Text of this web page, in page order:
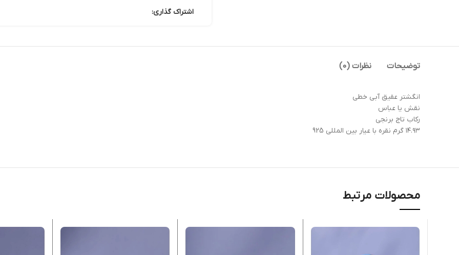
اشتراک گذاری:
توضیحات نظرات (0)
انگشتر عقیق آبی خطی
نقش یا عباس
رکاب تاج برنجی
۱۴.۹۳ گرم نقره با عیار بین المللی 925
محصولات مرتبط